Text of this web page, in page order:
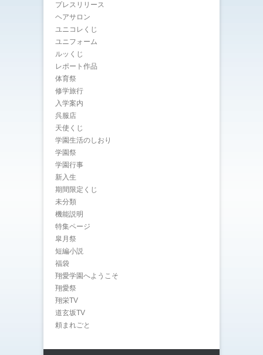
プレスリリース
ヘアサロン
ユニコレくじ
ユニフォーム
ルッくじ
レポート作品
体育祭
修学旅行
入学案内
呉服店
天使くじ
学園生活のしおり
学園祭
学園行事
新入生
期間限定くじ
未分類
機能説明
特集ページ
皐月祭
短編小説
福袋
翔愛学園へようこそ
翔愛祭
翔栄TV
道玄坂TV
頼まれごと